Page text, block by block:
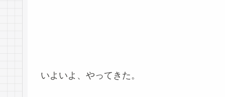
いよいよ、やってきた。